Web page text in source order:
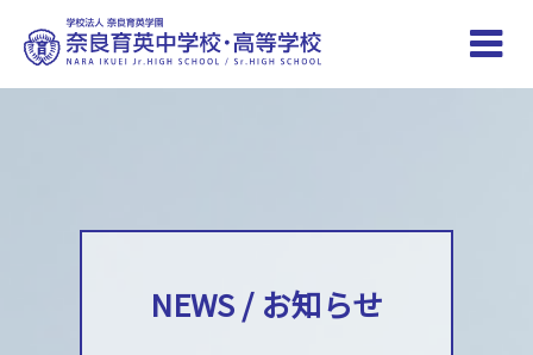
Toggle
NEWS / お知らせ